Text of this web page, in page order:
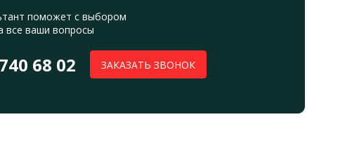
поможет с выбором
все ваши вопросы
68 02 ЗАКАЗАТЬ ЗВОНОК